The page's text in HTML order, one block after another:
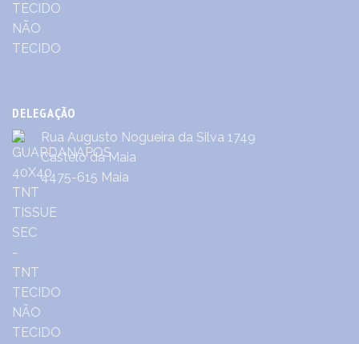
DELEGAÇÃO
Rua Augusto Nogueira da Silva 1749
Castêlo da Maia
4475-615 Maia